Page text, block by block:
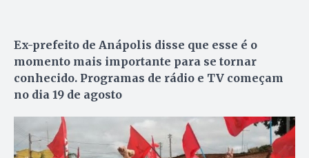
Ex-prefeito de Anápolis disse que esse é o
momento mais importante para se tornar
conhecido. Programas de rádio e TV começam
no dia 19 de agosto